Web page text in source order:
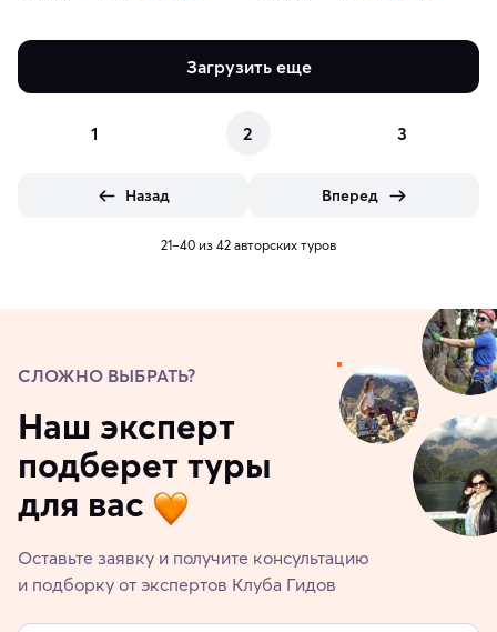
Загрузить еще
1 2 3
Назад Вперед
21–40 из 42 авторских туров
СЛОЖНО ВЫБРАТЬ?
Наш эксперт
подберет туры
для вас
Оставьте заявку и получите консультацию
и подборку от экспертов Клуба Гидов